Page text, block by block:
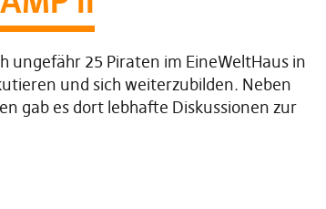
ungefähr 25 Piraten im EineWeltHaus in
und sich weiterzubilden. Neben
gab es dort lebhafte Diskussionen zur